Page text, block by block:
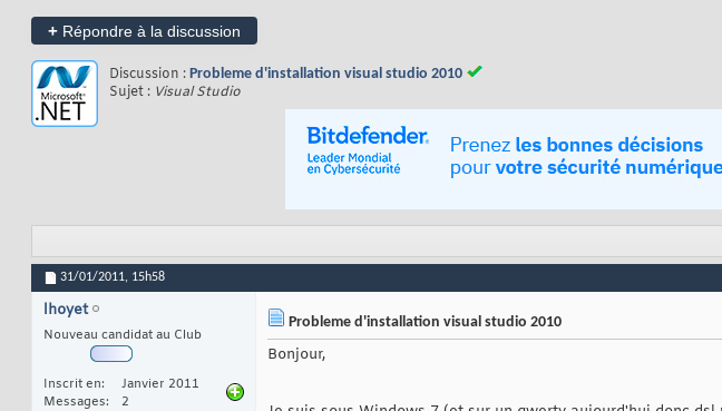
+ Répondre à la discussion
Discussion : Probleme d'installation visual studio 2010
Sujet : Visual Studio
31/01/2011, 15h58
lhoyet
Nouveau candidat au Club
Inscrit en
Janvier 2011
Messages
2
Probleme d'installation visual studio 2010
Bonjour,